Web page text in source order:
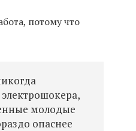
потому что
молодые
опаснее